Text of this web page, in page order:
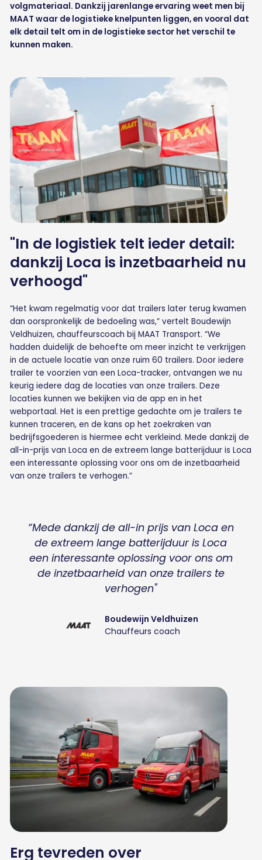
volgmateriaal. Dankzij jarenlange ervaring weet men bij
MAAT waar de logistieke knelpunten liggen, en vooral dat
elk detail telt om in de logistieke sector het verschil te
kunnen maken.
"In de logistiek telt ieder detail:
dankzij Loca is inzetbaarheid nu
verhoogd"
“Het kwam regelmatig voor dat trailers later terug kwamen
dan oorspronkelijk de bedoeling was,” vertelt Boudewijn
Veldhuizen, chauffeurscoach bij MAAT Transport. “We
hadden duidelijk de behoefte om meer inzicht te verkrijgen
in de actuele locatie van onze ruim 60 trailers. Door iedere
trailer te voorzien van een Loca-tracker, ontvangen we nu
keurig iedere dag de locaties van onze trailers. Deze
locaties kunnen we bekijken via de app en in het
webportaal. Het is een prettige gedachte om je trailers te
kunnen traceren, en de kans op het zoekraken van
bedrijfsgoederen is hiermee echt verkleind. Mede dankzij de
all-in-prijs van Loca en de extreem lange batterijduur is Loca
een interessante oplossing voor ons om de inzetbaarheid
van onze trailers te verhogen.”
“Mede dankzij de all-in prijs van Loca en
de extreem lange batterijduur is Loca
een interessante oplossing voor ons om
de inzetbaarheid van onze trailers te
verhogen"
Boudewijn Veldhuizen
Chauffeurs coach
Erg tevreden over